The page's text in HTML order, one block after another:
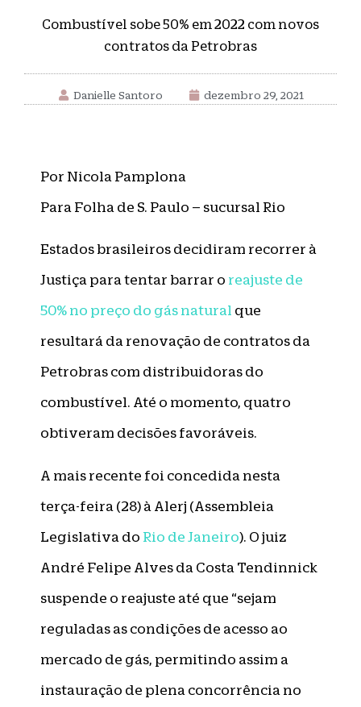
Combustível sobe 50% em 2022 com novos
contratos da Petrobras
Danielle Santoro dezembro 29, 2021
Por Nicola Pamplona
Para Folha de S. Paulo – sucursal Rio
Estados brasileiros decidiram recorrer à
Justiça para tentar barrar o reajuste de
50% no preço do gás natural que
resultará da renovação de contratos da
Petrobras com distribuidoras do
combustível. Até o momento, quatro
obtiveram decisões favoráveis.
A mais recente foi concedida nesta
terça-feira (28) à Alerj (Assembleia
Legislativa do Rio de Janeiro). O juiz
André Felipe Alves da Costa Tendinnick
suspende o reajuste até que “sejam
reguladas as condições de acesso ao
mercado de gás, permitindo assim a
instauração de plena concorrência no